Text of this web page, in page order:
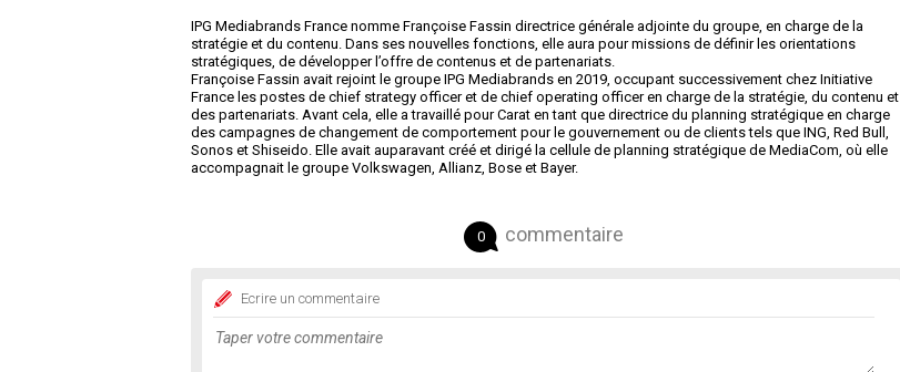
IPG Mediabrands France nomme Françoise Fassin directrice générale adjointe du groupe, en charge de la
stratégie et du contenu. Dans ses nouvelles fonctions, elle aura pour missions de définir les orientations
stratégiques, de développer l’offre de contenus et de partenariats.
Françoise Fassin avait rejoint le groupe IPG Mediabrands en 2019, occupant successivement chez Initiative
France les postes de chief strategy officer et de chief operating officer en charge de la stratégie, du contenu et
des partenariats. Avant cela, elle a travaillé pour Carat en tant que directrice du planning stratégique en charge
des campagnes de changement de comportement pour le gouvernement ou de clients tels que ING, Red Bull,
Sonos et Shiseido. Elle avait auparavant créé et dirigé la cellule de planning stratégique de MediaCom, où elle
accompagnait le groupe Volkswagen, Allianz, Bose et Bayer.
0 commentaire
Ecrire un commentaire